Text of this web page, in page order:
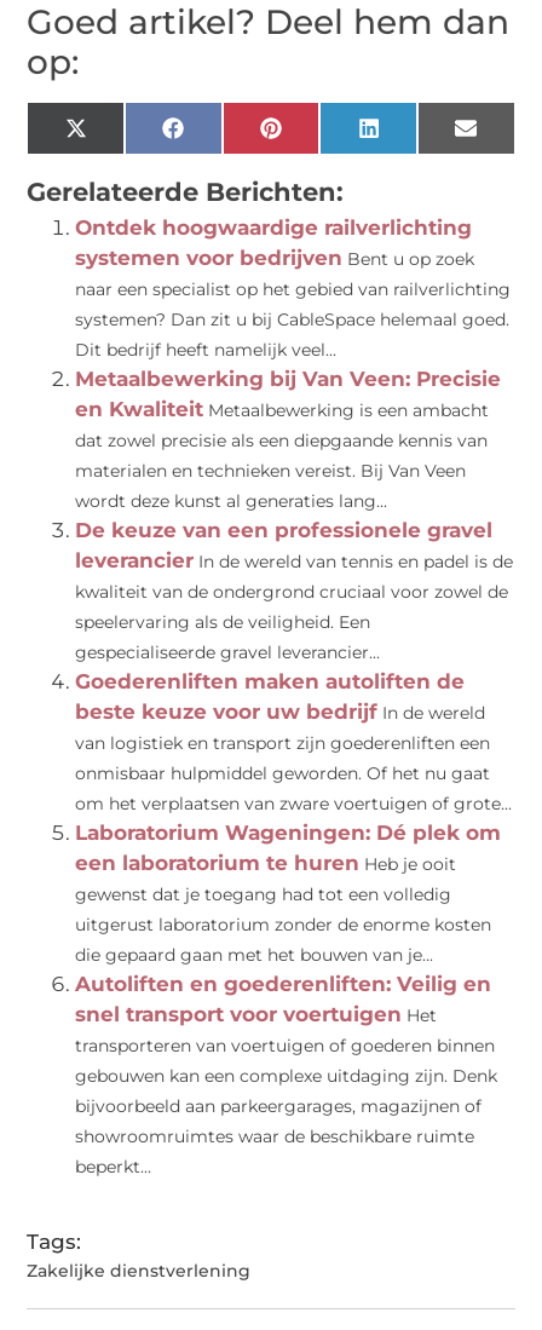
Goed artikel? Deel hem dan
op:
X
(Twitter)
FacebookPinterestLinkedIn Email
Gerelateerde Berichten:
Ontdek hoogwaardige railverlichting
systemen voor bedrijven Bent u op zoek
naar een specialist op het gebied van railverlichting
systemen? Dan zit u bij CableSpace helemaal goed.
Dit bedrijf heeft namelijk veel...
Metaalbewerking bij Van Veen: Precisie
en Kwaliteit Metaalbewerking is een ambacht
dat zowel precisie als een diepgaande kennis van
materialen en technieken vereist. Bij Van Veen
wordt deze kunst al generaties lang...
De keuze van een professionele gravel
leverancier In de wereld van tennis en padel is de
kwaliteit van de ondergrond cruciaal voor zowel de
speelervaring als de veiligheid. Een
gespecialiseerde gravel leverancier...
Goederenliften maken autoliften de
beste keuze voor uw bedrijf In de wereld
van logistiek en transport zijn goederenliften een
onmisbaar hulpmiddel geworden. Of het nu gaat
om het verplaatsen van zware voertuigen of grote...
Laboratorium Wageningen: Dé plek om
een laboratorium te huren Heb je ooit
gewenst dat je toegang had tot een volledig
uitgerust laboratorium zonder de enorme kosten
die gepaard gaan met het bouwen van je...
Autoliften en goederenliften: Veilig en
snel transport voor voertuigen Het
transporteren van voertuigen of goederen binnen
gebouwen kan een complexe uitdaging zijn. Denk
bijvoorbeeld aan parkeergarages, magazijnen of
showroomruimtes waar de beschikbare ruimte
beperkt...
Tags:
Zakelijke dienstverlening